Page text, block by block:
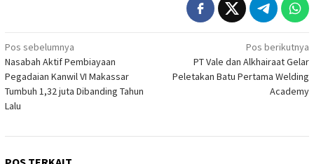
Navigasi
pos
Pos sebelumnya
Nasabah Aktif Pembiayaan
Pegadaian Kanwil VI Makassar
Tumbuh 1,32 juta Dibanding Tahun
Lalu
Pos berikutnya
PT Vale dan Alkhairaat Gelar
Peletakan Batu Pertama Welding
Academy